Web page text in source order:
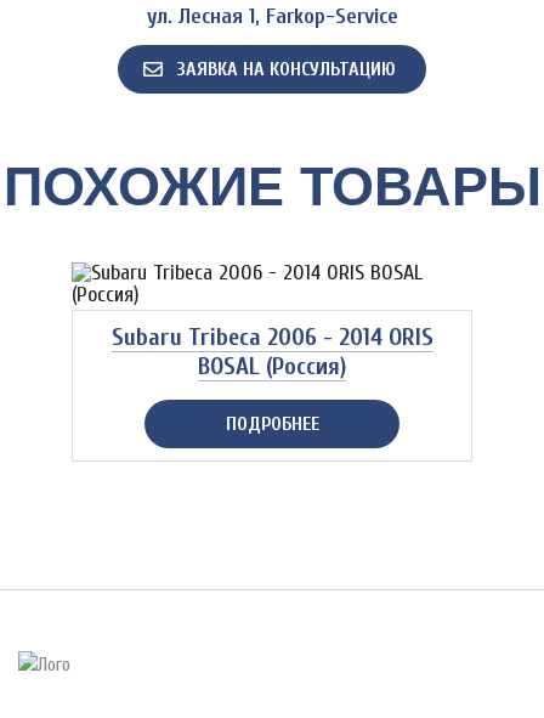
ул. Лесная 1, Farkop-Service
ЗАЯВКА НА КОНСУЛЬТАЦИЮ
ПОХОЖИЕ ТОВАРЫ
Subaru Tribeca 2006 - 2014 ORIS
BOSAL (Россия)
ПОДРОБНЕЕ